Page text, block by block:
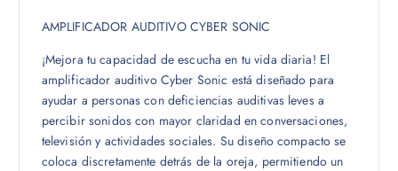
AMPLIFICADOR AUDITIVO CYBER SONIC
¡Mejora tu capacidad de escucha en tu vida diaria! El
amplificador auditivo Cyber Sonic está diseñado para
ayudar a personas con deficiencias auditivas leves a
percibir sonidos con mayor claridad en conversaciones,
televisión y actividades sociales. Su diseño compacto se
coloca discretamente detrás de la oreja, permitiendo un